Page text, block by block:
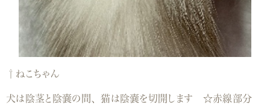
⇧ねこちゃん
犬は陰茎と陰嚢の間、猫は陰嚢を切開します ☆赤線部分